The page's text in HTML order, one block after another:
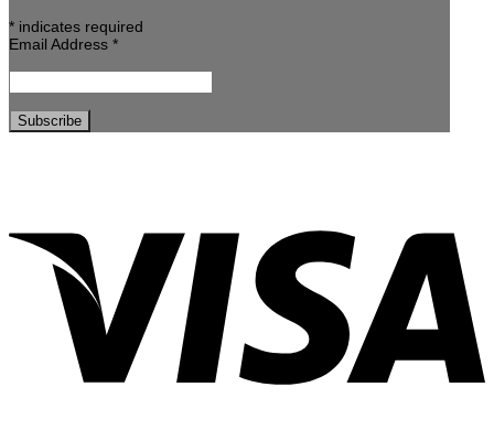
* indicates required
Email Address *